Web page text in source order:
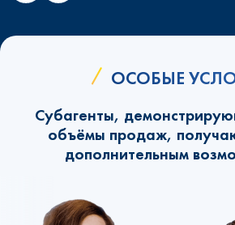
ОСОБЫЕ
Субагенты,
объёмы продаж,
дополнительным